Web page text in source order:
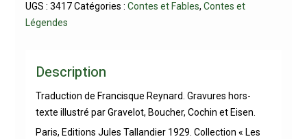
UGS : 3417 Catégories : Contes et Fables, Contes et
Légendes
Description
Traduction de Francisque Reynard. Gravures hors-
texte illustré par Gravelot, Boucher, Cochin et Eisen.
Paris, Editions Jules Tallandier 1929. Collection « Les